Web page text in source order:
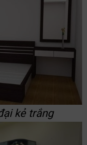
kẻ trắng